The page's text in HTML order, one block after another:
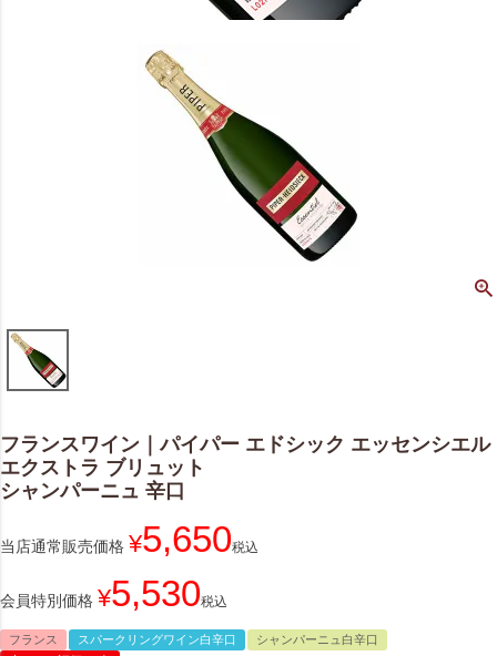
フランスワイン｜パイパー エドシック エッセンシエル
エクストラ ブリュット
シャンパーニュ 辛口
当店通常販売価格 ¥5,650税込
会員特別価格 ¥5,530税込
フランス スパークリングワイン白辛口
シャンパーニュ白辛口